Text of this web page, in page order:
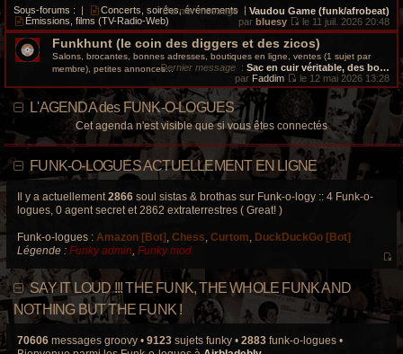
s
a
e
i
e
r
m
e
s
s
a
g
e
l
e
d
e
r
n
i
e
m
e
s
s
a
g
e
Sous-forums : | Concerts, soirées, événements |
Émissions, films (TV-Radio-Web)
Dernier message : Vaudou Game (funk/afrobeat)
par bluesy
V
o
r
l
e
e
r
n
i
e
r
m
e
s
s
e
le 11 juil. 2026 20:48
Funkhunt (le coin des diggers et des zicos)
Salons, brocantes, bonnes adresses, boutiques en ligne, ventes (1 sujet par
membre), petites annonces...Dernier message : Sac en cuir véritable, des bo…
par Faddim
V
o
i
r
e
d
e
r
i
e
a
g
e
le 12 mai 2026 13:28
L'AGENDA des FUNK-O-LOGUES
Cet agenda n'est visible que si vous êtes connectés
FUNK-O-LOGUES ACTUELLEMENT EN LIGNE
Il y a actuellement 2866 soul sistas & brothas sur Funk-o-logy :: 4 Funk-o-
logues, 0 agent secret et 2862 extraterrestres ( Great! )
Funk-o-logues : Amazon [Bot] Chess Curtom DuckDuckGo [Bot]
Légende : Funky admin Funky mod
e
d
SAY IT LOUD !!! THE FUNK, THE WHOLE FUNK AND
NOTHING BUT THE FUNK !
70606 messages groovy • 9123 sujets funky • 2883 funk-o-logues •